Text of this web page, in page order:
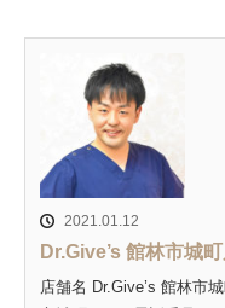
2021.01.12
Dr.Give’s 館林市城
店舗名 Dr.Give’s 館林市